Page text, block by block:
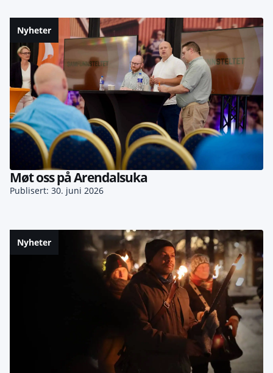
Nyheter
Møt oss på Arendalsuka
Publisert: 30. juni 2026
Nyheter